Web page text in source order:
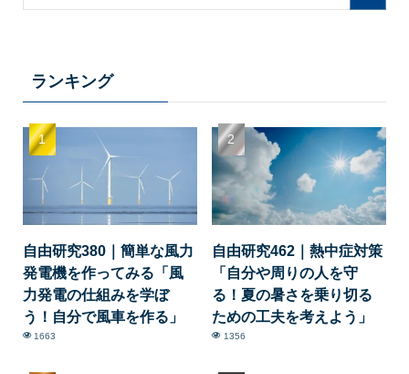
ランキング
自由研究380｜簡単な風力
発電機を作ってみる「風
力発電の仕組みを学ぼ
う！自分で風車を作る」
1663
自由研究462｜熱中症対策
「自分や周りの人を守
る！夏の暑さを乗り切る
ための工夫を考えよう」
1356